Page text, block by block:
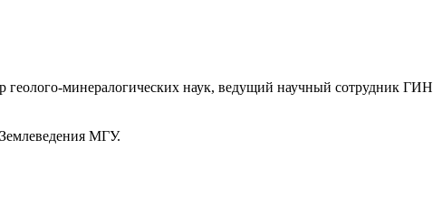
минералогических наук, ведущий научный сотрудник ГИН
МГУ.